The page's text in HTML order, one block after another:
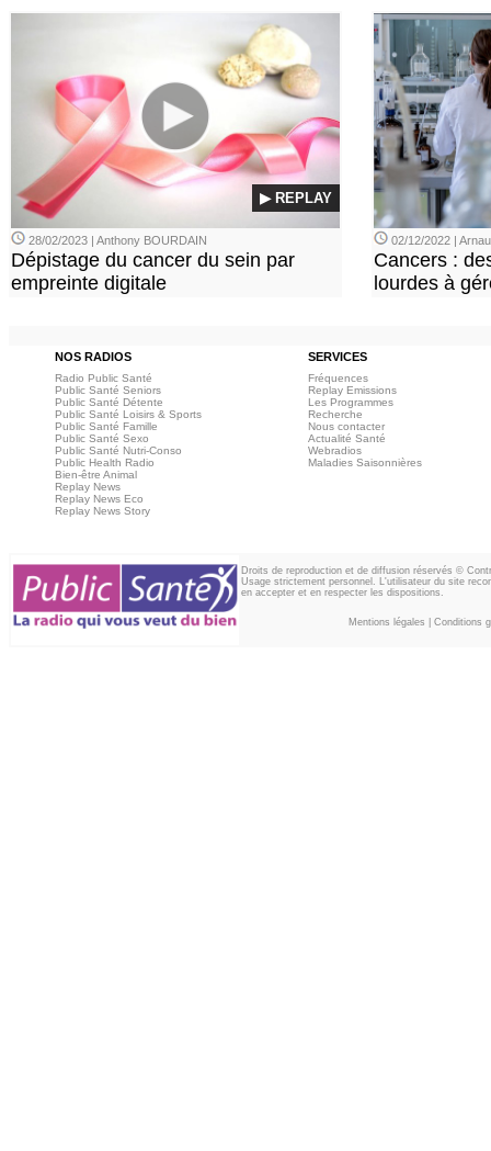
▶ REPLAY
28/02/2023 | Anthony BOURDAIN
Dépistage du cancer du sein par
empreinte digitale
02/12/2022 |
Cancers :
lourdes à
NOS RADIOS SERVICES
Radio Public Santé
Public Santé Seniors
Public Santé Détente
Public Santé Loisirs & Sports
Public Santé Famille
Public Santé Sexo
Public Santé Nutri-Conso
Public Health Radio
Bien-être Animal
Replay News
Replay News Eco
Replay News Story
Fréquences
Replay Emissions
Les Programmes
Recherche
Nous contacter
Actualité Santé
Webradios
Maladies Saisonnières
Droits de reproduction et de diffusion réservés ©
Usage strictement personnel. L'utilisateur du site
en accepter et en respecter les dispositions.
Mentions légales Conditions